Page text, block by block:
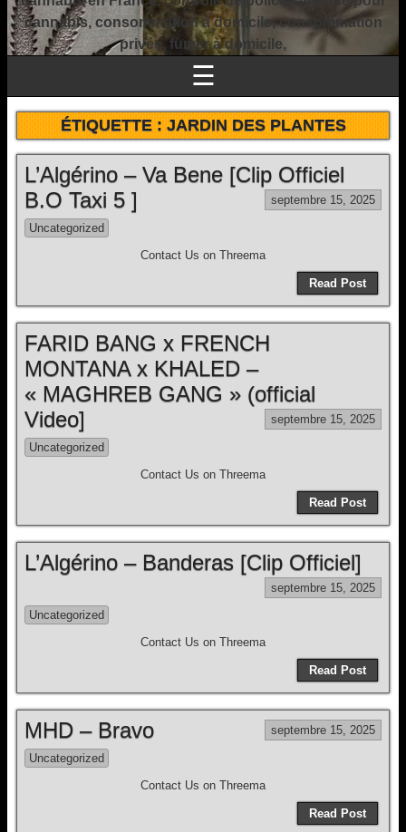
cannabis, consommation à domicile, consommation
privée, fumer à domicile,
☰
ÉTIQUETTE :JARDIN DES PLANTES
L’Algérino – Va Bene [Clip Officiel
B.O Taxi 5 ]
septembre 15, 2025
Uncategorized
Contact Us on Threema
Read Post
FARID BANG x FRENCH
MONTANA x KHALED –
« MAGHREB GANG » (official
Video]
septembre 15, 2025
Uncategorized
Contact Us on Threema
Read Post
L’Algérino – Banderas [Clip Officiel]
septembre 15, 2025
Uncategorized
Contact Us on Threema
Read Post
MHD – Bravo septembre 15, 2025
Uncategorized
Contact Us on Threema
Read Post